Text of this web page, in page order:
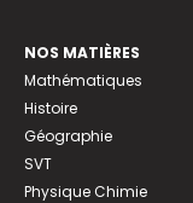
NOS MATIÈRES
Mathématiques
Histoire
Géographie
SVT
Physique Chimie